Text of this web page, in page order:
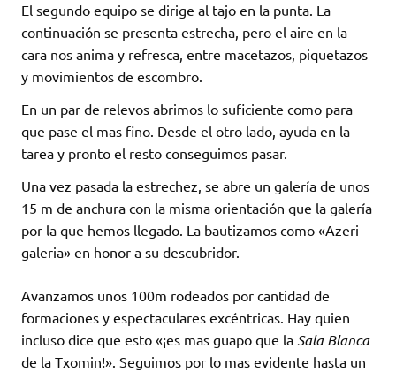
El segundo equipo se dirige al tajo en la punta. La
continuación se presenta estrecha, pero el aire en la
cara nos anima y refresca, entre macetazos, piquetazos
y movimientos de escombro.
En un par de relevos abrimos lo suficiente como para
que pase el mas fino. Desde el otro lado, ayuda en la
tarea y pronto el resto conseguimos pasar.
Una vez pasada la estrechez, se abre un galería de unos
15 m de anchura con la misma orientación que la galería
por la que hemos llegado. La bautizamos como «Azeri
galeria» en honor a su descubridor.
Avanzamos unos 100m rodeados por cantidad de
formaciones y espectaculares excéntricas. Hay quien
incluso dice que esto «¡es mas guapo que la Sala Blanca
de la Txomin!». Seguimos por lo mas evidente hasta un